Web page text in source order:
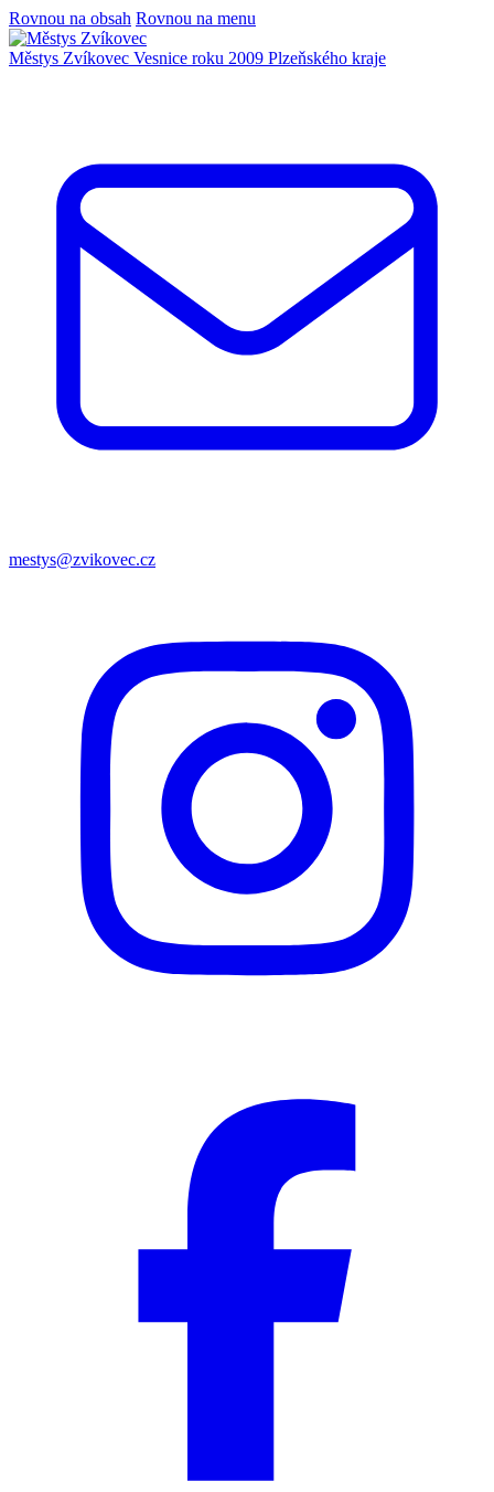
Rovnou na obsah Rovnou na menu
Městys Zvíkovec Vesnice roku 2009 Plzeňského kraje
mestys@zvikovec.cz